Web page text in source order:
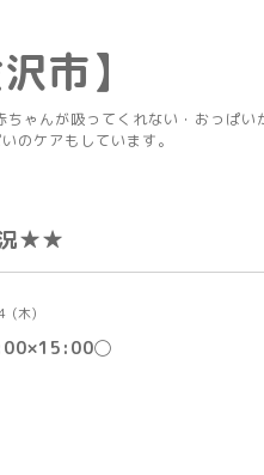
市】
ゃんが吸ってくれない・おっぱい
のケアもしています。
★★
(木)